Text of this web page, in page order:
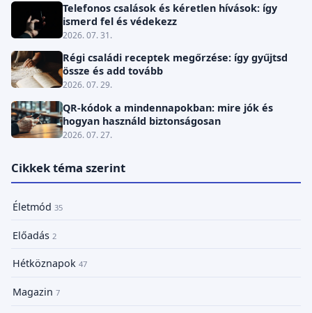
Telefonos csalások és kéretlen hívások: így
ismerd fel és védekezz
2026. 07. 31.
Régi családi receptek megőrzése: így gyűjtsd
össze és add tovább
2026. 07. 29.
QR-kódok a mindennapokban: mire jók és
hogyan használd biztonságosan
2026. 07. 27.
Cikkek téma szerint
Életmód 35
Előadás 2
Hétköznapok 47
Magazin 7